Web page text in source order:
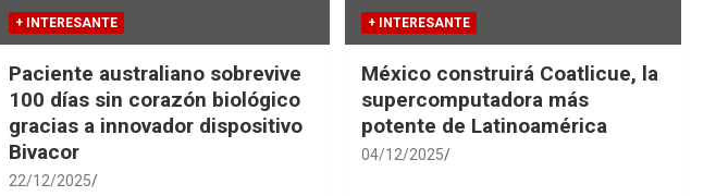
+ INTERESANTE
Paciente australiano sobrevive
100 días sin corazón biológico
gracias a innovador dispositivo
Bivacor
22/12/2025
+ INTERESANTE
México construirá Coatlicue, la
supercomputadora más
potente de Latinoamérica
04/12/2025